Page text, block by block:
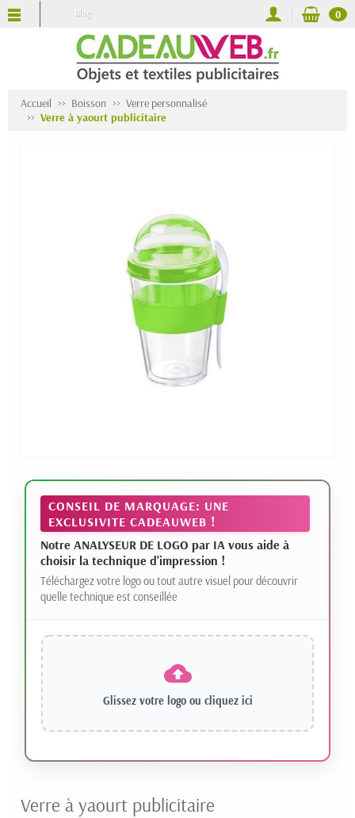
Blog 0
Accueil Boisson
Verre personnalisé
Verre à yaourt publicitaire
CONSEIL DE MARQUAGE: UNE
EXCLUSIVITE CADEAUWEB !
Notre ANALYSEUR DE LOGO par IA vous aide à
choisir la technique d'impression !
Téléchargez votre logo ou tout autre visuel pour découvrir
quelle technique est conseillée
Glissez votre logo ou cliquez ici
Verre à yaourt publicitaire